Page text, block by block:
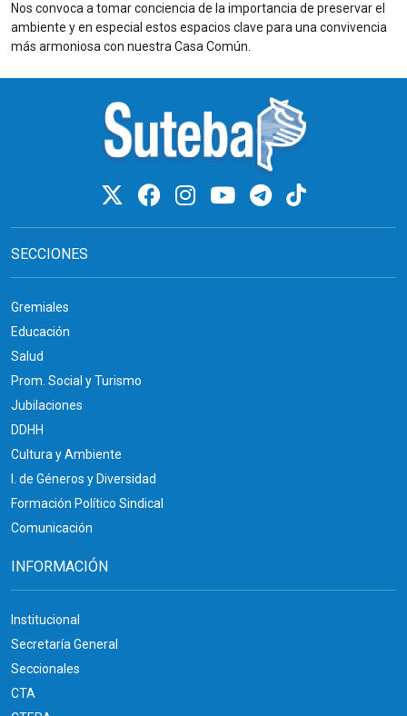
Nos convoca a tomar conciencia de la importancia de preservar el
ambiente y en especial estos espacios clave para una convivencia
más armoniosa con nuestra Casa Común.
SECCIONES
Gremiales
Educación
Salud
Prom. Social y Turismo
Jubilaciones
DDHH
Cultura y Ambiente
I. de Géneros y Diversidad
Formación Político Sindical
Comunicación
INFORMACIÓN
Institucional
Secretaría General
Seccionales
CTA